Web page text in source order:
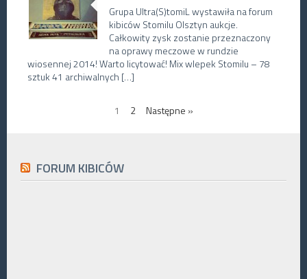
Grupa Ultra(S)tomiL wystawiła na forum
kibiców Stomilu Olsztyn aukcje.
Całkowity zysk zostanie przeznaczony
na oprawy meczowe w rundzie
wiosennej 2014! Warto licytować! Mix wlepek Stomilu – 78
sztuk 41 archiwalnych […]
1 2 Następne »
FORUM KIBICÓW